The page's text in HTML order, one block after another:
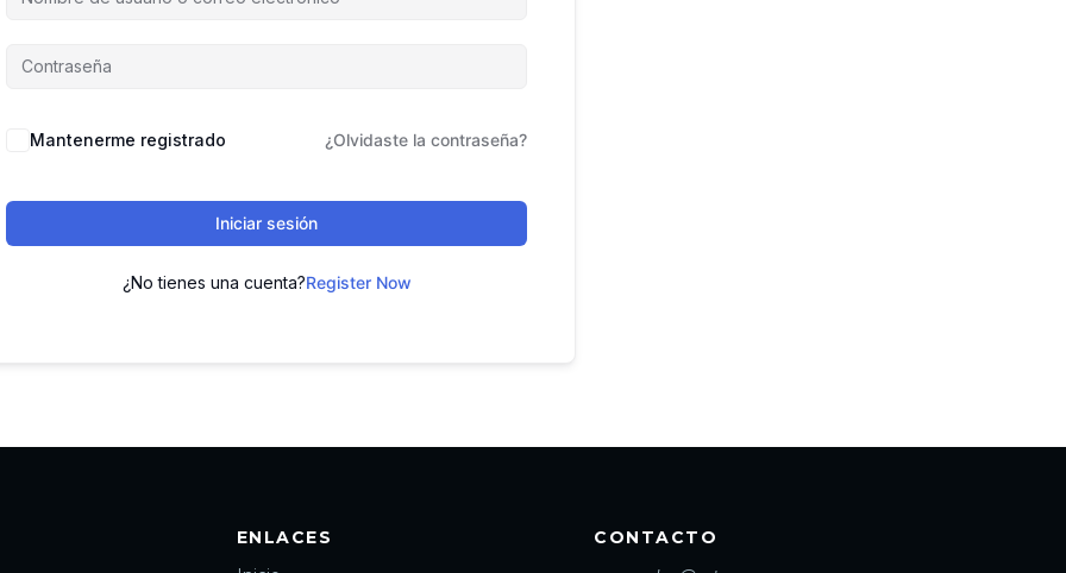
Mantenerme registrado ¿Olvidaste la contraseña?
Iniciar sesión
¿No tienes una cuenta?Register Now
ENLACES
CONTACTO